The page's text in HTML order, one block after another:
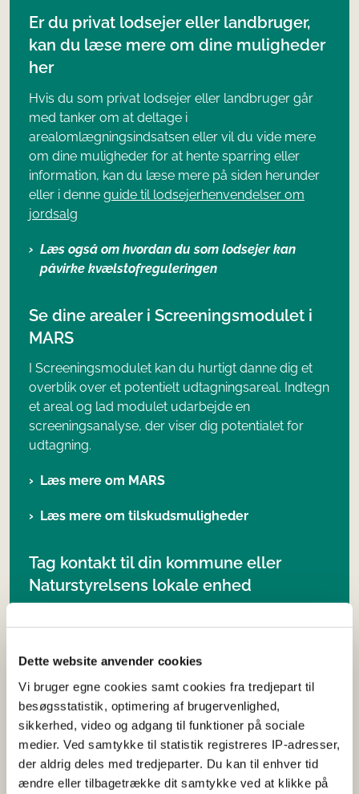
Dette website anvender cookies
Vi bruger egne cookies samt cookies fra tredjepart til
besøgsstatistik, optimering af brugervenlighed,
sikkerhed, video og adgang til funktioner på sociale
medier. Ved samtykke til statistik registreres IP-adresser,
der aldrig deles med tredjeparter. Du kan til enhver tid
ændre eller tilbagetrække dit samtykke ved at klikke på
Er du privat lodsejer eller landbruger,
kan du læse mere om dine muligheder
her
Hvis du som privat lodsejer eller landbruger går
med tanker om at deltage i
arealomlægningsindsatsen eller vil du vide mere
om dine muligheder for at hente sparring eller
information, kan du læse mere på siden herunder
eller i denne guide til lodsejerhenvendelser om
jordsalg
Læs også om hvordan du som lodsejer kan
påvirke kvælstofreguleringen
Se dine arealer i Screeningsmodulet i
MARS
I Screeningsmodulet kan du hurtigt danne dig et
overblik over et potentielt udtagningsareal. Indtegn
et areal og lad modulet udarbejde en
screeningsanalyse, der viser dig potentialet for
udtagning.
Læs mere om MARS
Læs mere om tilskudsmuligheder
Tag kontakt til din kommune eller
Naturstyrelsens lokale enhed
selv projekter. Du kan derfor tage fat i din
høre nærmere om arealomlægningsarbejdet i dit
lokale område eller hvis du har arealer, du gerne
vil bringe i spil til et projekt.
Find Naturstyrelsens lokale enhed i dit område